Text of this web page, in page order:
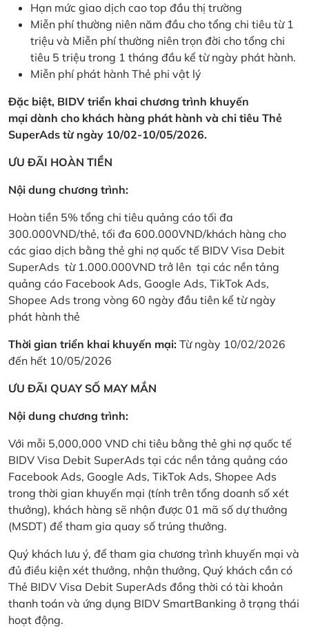
Hạn mức giao dịch cao top đầu thị trường
Miễn phí thường niên năm đầu cho tổng chi tiêu từ 1
triệu và Miễn phí thường niên trọn đời cho tổng chi
tiêu 5 triệu trong 1 tháng đầu kể từ ngày phát hành.
Miễn phí phát hành Thẻ phi vật lý
Đặc biệt, BIDV triển khai chương trình khuyến
mại dành cho khách hàng phát hành và chi tiêu Thẻ
SuperAds từ ngày 10/02-10/05/2026.
ƯU ĐÃI HOÀN TIỀN
Nội dung chương trình:
Hoàn tiền 5% tổng chi tiêu quảng cáo tối đa
300.000VND/thẻ, tối đa 600.000VND/khách hàng cho
các giao dịch bằng thẻ ghi nợ quốc tế BIDV Visa Debit
SuperAds từ 1.000.000VND trở lên tại các nền tảng
quảng cáo Facebook Ads, Google Ads, TikTok Ads,
Shopee Ads trong vòng 60 ngày đầu tiên kể từ ngày
phát hành thẻ
Thời gian triển khai khuyến mại: Từ ngày 10/02/2026
đến hết 10/05/2026
ƯU ĐÃI QUAY SỐ MAY MẮN
Nội dung chương trình:
Với mỗi 5,000,000 VND chi tiêu bằng thẻ ghi nợ quốc tế
BIDV Visa Debit SuperAds tại các nền tảng quảng cáo
Facebook Ads, Google Ads, TikTok Ads, Shopee Ads
trong thời gian khuyến mại (tính trên tổng doanh số xét
thưởng), khách hàng sẽ nhận được 01 mã số dự thưởng
(MSDT) để tham gia quay số trúng thưởng.
Quý khách lưu ý, để tham gia chương trình khuyến mại và
đủ điều kiện xét thưởng, nhận thưởng, Quý khách cần có
Thẻ BIDV Visa Debit SuperAds đồng thời có tài khoản
thanh toán và ứng dụng BIDV SmartBanking ở trạng thái
hoạt động.